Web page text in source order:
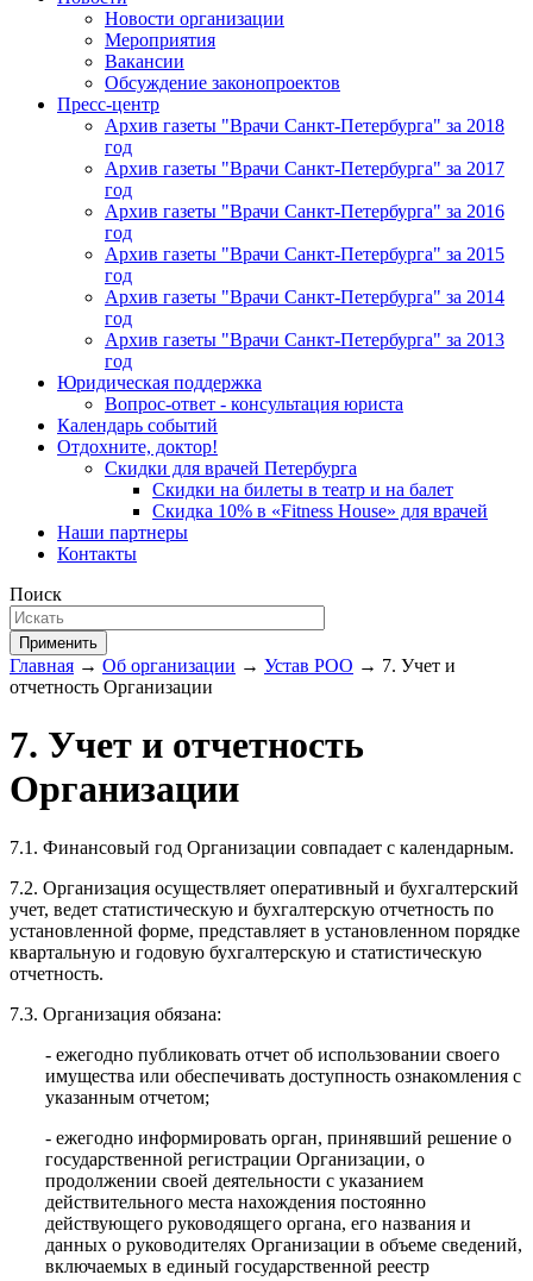
Новости организации
Мероприятия
Вакансии
Обсуждение законопроектов
Пресс-центр
Архив газеты "Врачи Санкт-Петербурга" за 2018
год
Архив газеты "Врачи Санкт-Петербурга" за 2017
год
Архив газеты "Врачи Санкт-Петербурга" за 2016
год
Архив газеты "Врачи Санкт-Петербурга" за 2015
год
Архив газеты "Врачи Санкт-Петербурга" за 2014
год
Архив газеты "Врачи Санкт-Петербурга" за 2013
год
Юридическая поддержка
Вопрос-ответ - консультация юриста
Календарь событий
Отдохните, доктор!
Скидки для врачей Петербурга
Скидки на билеты в театр и на балет
Скидка 10% в «Fitness House» для врачей
Наши партнеры
Контакты
Поиск
Применить
Главная → Об организации → Устав РОО → 7. Учет и
отчетность Организации
7. Учет и отчетность
Организации
7.1. Финансовый год Организации совпадает с календарным.
7.2. Организация осуществляет оперативный и бухгалтерский
учет, ведет статистическую и бухгалтерскую отчетность по
установленной форме, представляет в установленном порядке
квартальную и годовую бухгалтерскую и статистическую
отчетность.
7.3. Организация обязана:
- ежегодно публиковать отчет об использовании своего
имущества или обеспечивать доступность ознакомления с
указанным отчетом;
- ежегодно информировать орган, принявший решение о
государственной регистрации Организации, о
продолжении своей деятельности с указанием
действительного места нахождения постоянно
действующего руководящего органа, его названия и
данных о руководителях Организации в объеме сведений,
включаемых в единый государственной реестр